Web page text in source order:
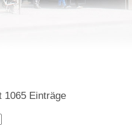
1065 Einträge